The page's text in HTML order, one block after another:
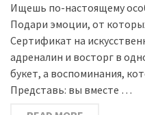
Ищешь по-настоящему
Подари эмоции, от
Сертификат на
адреналин и восторг в
букет, а воспоминания,
Представь: вы вместе …